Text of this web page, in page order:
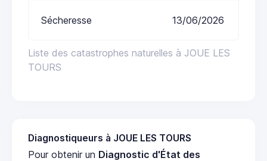
Liste des catastrophes naturelles à JOUE LES
TOURS
Sécheresse 13/06/2026
Diagnostiqueurs à JOUE LES TOURS
Pour obtenir un Diagnostic d'État des